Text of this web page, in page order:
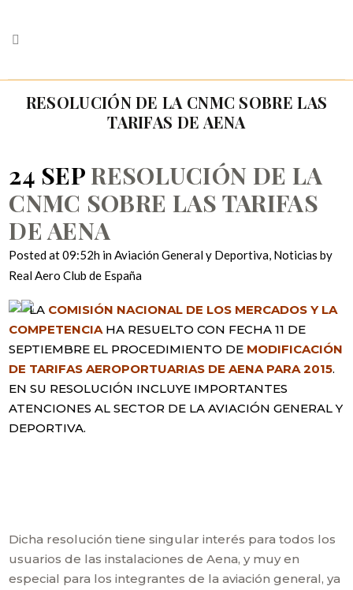
RESOLUCIÓN DE LA CNMC SOBRE LAS
TARIFAS DE AENA
24 SEP RESOLUCIÓN DE LA
CNMC SOBRE LAS TARIFAS
DE AENA
Posted at 09:52h inAviación General y Deportiva, Noticias by
Real Aero Club de España
LA COMISIÓN NACIONAL DE LOS MERCADOS Y LA
COMPETENCIAHA RESUELTO CON FECHA 11 DE
SEPTIEMBRE EL PROCEDIMIENTO DE MODIFICACIÓN
DE TARIFAS AEROPORTUARIAS DE AENA PARA 2015.
EN SU RESOLUCIÓN INCLUYE IMPORTANTES
ATENCIONES AL SECTOR DE LA AVIACIÓN GENERAL Y
DEPORTIVA.
Dicha resolución tiene singular interés para todos los
usuarios de las instalaciones de Aena, y muy en
especial para los integrantes de la aviación general, ya